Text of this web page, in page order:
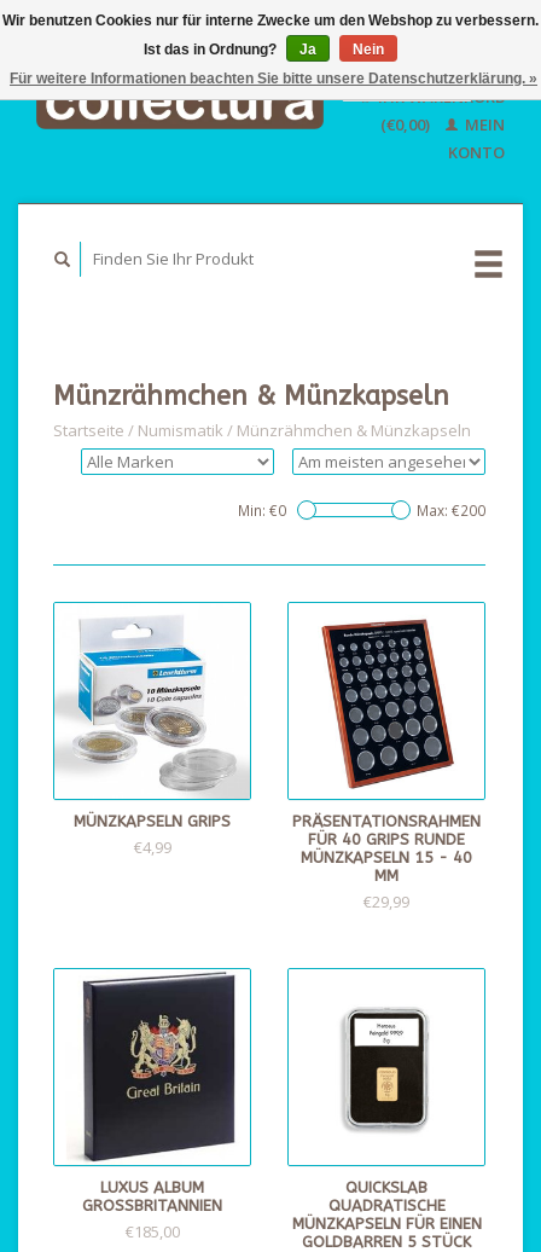
EUR
GBP
USD
Deutsch
English
IHR WARENKORB
(€0,00)
MEIN
KONTO
Münzrähmchen & Münzkapseln
Startseite / Numismatik / Münzrähmchen & Münzkapseln
Min: €0 Max: €200
MÜNZKAPSELN GRIPS
€4,99
PRÄSENTATIONSRAHMEN
FÜR 40 GRIPS RUNDE
MÜNZKAPSELN 15 - 40
MM
€29,99
LUXUS ALBUM
GROSSBRITANNIEN
€185,00
QUICKSLAB
QUADRATISCHE
MÜNZKAPSELN FÜR EINEN
GOLDBARREN 5 STÜCK
Wir benutzen Cookies nur für interne Zwecke um den Webshop zu verbessern.
Ist das in Ordnung?
Ja
Nein
Für weitere Informationen beachten Sie bitte unsere Datenschutzerklärung. »